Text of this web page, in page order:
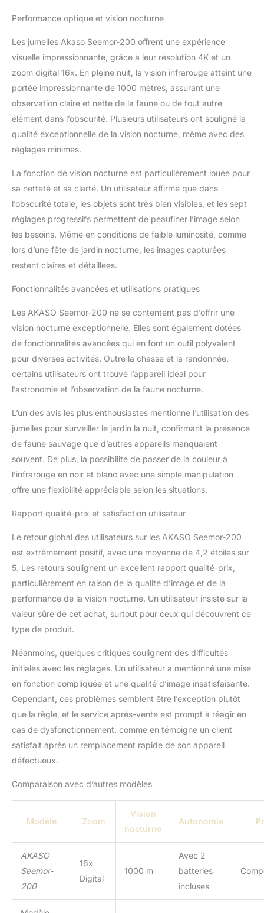
les détails, même dans
sombres. 【Qualité
Redéfinissez la clarté
avec le NVG AKASO
Seemor-200. Faites
l'expérience d'une
observation nocturne
d'image 4K de nouvelle
chaque détail. 7 modes
infrarouges sont
également des
couleur. 【Restez
Alimenté plus
Longtemps】- Restez
chargeur, offrant jusqu'à
continue. Seemor vous
assure de ne manquer
lors de vos activités de
plein air, ne vous
inquiétez plus de la
durée de vie de la
Toutes les Aventures】-
Ces lunettes de vision
nocturne sont étanches
IPX5, ce qui les rend
idéales pour toutes les
conditions
météorologiques. Le
boussole intégrés
précision, restent sur la
bonne voie et stables où
que vous soyez.
Performance optique et vision nocturne
Les jumelles Akaso Seemor-200 offrent une expérience
visuelle impressionnante, grâce à leur résolution 4K et un
zoom digital 16x. En pleine nuit, la vision infrarouge atteint une
portée impressionnante de 1000 mètres, assurant une
observation claire et nette de la faune ou de tout autre
élément dans l’obscurité. Plusieurs utilisateurs ont souligné la
qualité exceptionnelle de la vision nocturne, même avec des
réglages minimes.
La fonction de vision nocturne est particulièrement louée pour
sa netteté et sa clarté. Un utilisateur affirme que dans
l’obscurité totale, les objets sont très bien visibles, et les sept
réglages progressifs permettent de peaufiner l’image selon
les besoins. Même en conditions de faible luminosité, comme
lors d’une fête de jardin nocturne, les images capturées
restent claires et détaillées.
Fonctionnalités avancées et utilisations pratiques
Les AKASO Seemor-200 ne se contentent pas d’offrir une
vision nocturne exceptionnelle. Elles sont également dotées
de fonctionnalités avancées qui en font un outil polyvalent
pour diverses activités. Outre la chasse et la randonnée,
certains utilisateurs ont trouvé l’appareil idéal pour
l’astronomie et l’observation de la faune nocturne.
L’un des avis les plus enthousiastes mentionne l’utilisation des
jumelles pour surveiller le jardin la nuit, confirmant la présence
de faune sauvage que d’autres appareils manquaient
souvent. De plus, la possibilité de passer de la couleur à
l’infrarouge en noir et blanc avec une simple manipulation
offre une flexibilité appréciable selon les situations.
Rapport qualité-prix et satisfaction utilisateur
Le retour global des utilisateurs sur les AKASO Seemor-200
est extrêmement positif, avec une moyenne de 4,2 étoiles sur
5. Les retours soulignent un excellent rapport qualité-prix,
particulièrement en raison de la qualité d’image et de la
performance de la vision nocturne. Un utilisateur insiste sur la
valeur sûre de cet achat, surtout pour ceux qui découvrent ce
type de produit.
Néanmoins, quelques critiques soulignent des difficultés
initiales avec les réglages. Un utilisateur a mentionné une mise
en fonction compliquée et une qualité d’image insatisfaisante.
Cependant, ces problèmes semblent être l’exception plutôt
que la règle, et le service après-vente est prompt à réagir en
cas de dysfonctionnement, comme en témoigne un client
satisfait après un remplacement rapide de son appareil
défectueux.
Comparaison avec d’autres modèles
Modèle Zoom
Vision
nocturne
Autonomie
AKASO
Seemor-
200
16x
Digital
1000 m
Avec 2
batteries
incluses